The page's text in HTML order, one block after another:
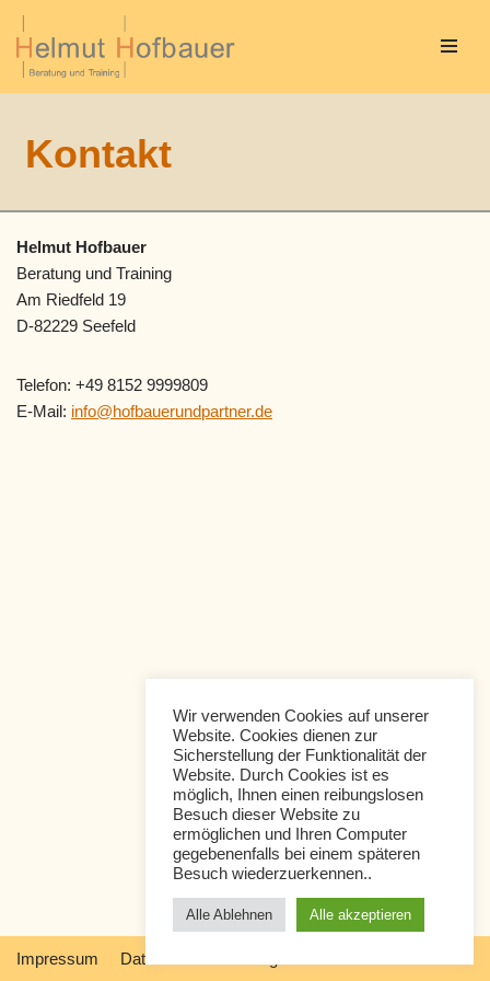
Zum
Kontakt
Helmut Hofbauer
Beratung und Training
Am Riedfeld 19
D-82229 Seefeld
Telefon: +49 8152 9999809
E-Mail: info@hofbauerundpartner.de
Impressum Datenschutzerklärung
Wir verwenden Cookies auf unserer
Website. Cookies dienen zur
Sicherstellung der Funktionalität der
Website. Durch Cookies ist es
möglich, Ihnen einen reibungslosen
Besuch dieser Website zu
ermöglichen und Ihren Computer
gegebenenfalls bei einem späteren
Besuch wiederzuerkennen..
Alle Ablehnen Alle akzeptieren